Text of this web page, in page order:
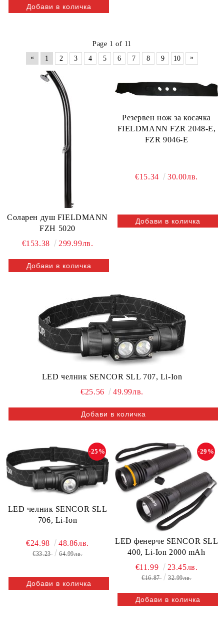
Page 1 of 11
«
1 2 3 4 5 6 7 8 9 10 »
Соларен душ FIELDMANN
FZH 5020
€153.38
299.99лв.
Резервен нож за косачка
FIELDMANN FZR 2048-E,
FZR 9046-E
€15.34 30.00лв.
LED челник SENCOR SLL 707, Li-Ion
€25.56
49.99лв.
LED челник SENCOR SLL
706, Li-Ion
-25%
€24.98 48.86лв.
€33.23 64.99лв.
LED фенерче SENCOR SLL
400, Li-Ion 2000 mAh
-29%
€11.99 23.45лв.
€16.87 32.99лв.